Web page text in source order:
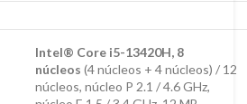
Intel® Core i5-13420H, 8
núcleos (4 núcleos + 4 núcleos) / 12
núcleos, núcleo P 2.1 / 4.6 GHz,